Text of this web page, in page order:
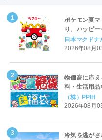
ポケモン夏
り、ハッピ
定登場
日本マクドナ
2026年08月
物価高に応
料・生活用品
「夏福袋」
（株）PPIH
2026年08月
冷気を逃が